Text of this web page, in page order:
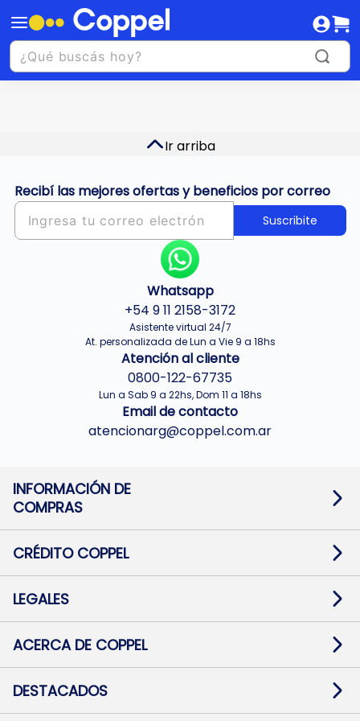
Ir arriba
Recibí las mejores ofertas y beneficios por correo
Suscribite
Whatsapp
+54 9 11 2158-3172
Asistente virtual 24/7
At. personalizada de Lun a Vie 9 a 18hs
Atención al cliente
0800-122-67735
Lun a Sab 9 a 22hs, Dom 11 a 18hs
Email de contacto
atencionarg@coppel.com.ar
INFORMACIÓN DE
COMPRAS
Términos y condiciones
Botón de arrepentimiento
Mapa de sitio
CRÉDITO COPPEL
Solicitar Crédito
Medios de Pago
Pago Fácil Online
LEGALES
Baja contratos
Defensa al consumidor CABA
ACERCA DE COPPEL
Trabajá con Nosotros
Preguntas Frecuentes
DESTACADOS